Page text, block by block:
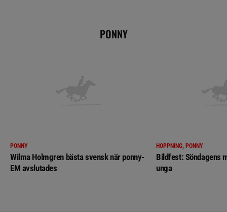
PONNY
PONNY
Wilma Holmgren bästa svensk när ponny-
EM avslutades
HOPPNING, PONNY
Bildfest: Söndagens
unga